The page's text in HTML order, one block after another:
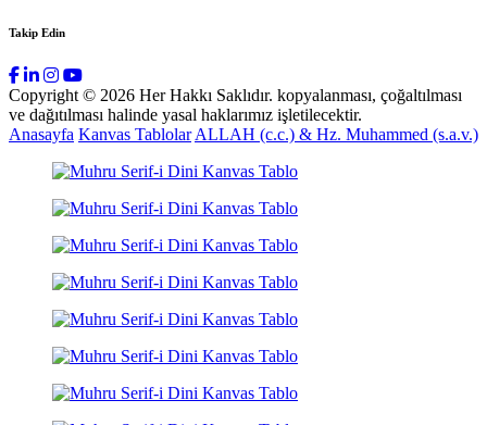
Takip Edin
Copyright © 2026 Her Hakkı Saklıdır. kopyalanması, çoğaltılması
ve dağıtılması halinde yasal haklarımız işletilecektir.
Anasayfa Kanvas Tablolar ALLAH (c.c.) & Hz. Muhammed (s.a.v.)